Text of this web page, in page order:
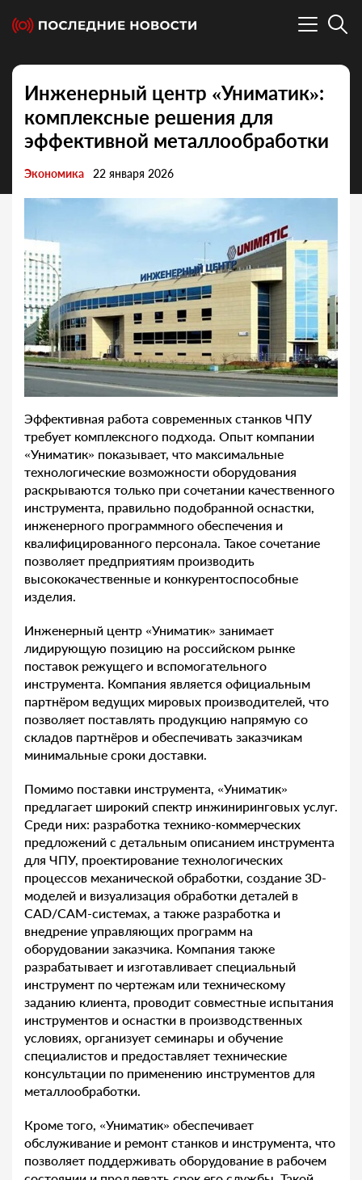
Инженерный центр «Униматик»:
комплексные решения для
эффективной металлообработки
Экономика 22 января 2026
Эффективная работа современных станков ЧПУ
требует комплексного подхода. Опыт компании
«Униматик» показывает, что максимальные
технологические возможности оборудования
раскрываются только при сочетании качественного
инструмента, правильно подобранной оснастки,
инженерного программного обеспечения и
квалифицированного персонала. Такое сочетание
позволяет предприятиям производить
высококачественные и конкурентоспособные
изделия.
Инженерный центр «Униматик» занимает
лидирующую позицию на российском рынке
поставок режущего и вспомогательного
инструмента. Компания является официальным
партнёром ведущих мировых производителей, что
позволяет поставлять продукцию напрямую со
складов партнёров и обеспечивать заказчикам
минимальные сроки доставки.
Помимо поставки инструмента, «Униматик»
предлагает широкий спектр инжиниринговых услуг.
Среди них: разработка технико-коммерческих
предложений с детальным описанием инструмента
для ЧПУ, проектирование технологических
процессов механической обработки, создание 3D-
моделей и визуализация обработки деталей в
CAD/CAM-системах, а также разработка и
внедрение управляющих программ на
оборудовании заказчика. Компания также
разрабатывает и изготавливает специальный
инструмент по чертежам или техническому
заданию клиента, проводит совместные испытания
инструментов и оснастки в производственных
условиях, организует семинары и обучение
специалистов и предоставляет технические
консультации по применению инструментов для
металлообработки.
Кроме того, «Униматик» обеспечивает
обслуживание и ремонт станков и инструмента, что
позволяет поддерживать оборудование в рабочем